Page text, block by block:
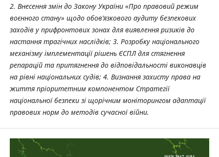
2. Внесення змін до Закону України «Про правовий режим
воєнного стану» щодо обов’язкового аудиту безпекових
заходів у прифронтових зонах для виявлення ризиків до
настання трагічних наслідків; 3. Розробку національного
механізму імплементації рішень ЄСПЛ для стягнення
репарацій та притягнення до відповідальності виконавців
на рівні національних судів; 4. Визнання захисту права на
життя пріоритетним компонентом Стратегії
національної безпеки зі щорічним моніторингом адаптації
правових норм до методів сучасної війни.